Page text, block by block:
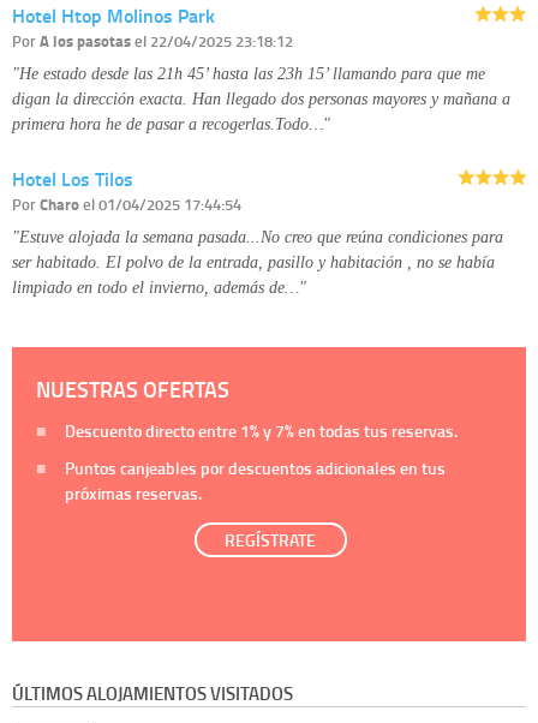
Hotel Htop Molinos Park
PorA los pasotasel 22/04/2025 23:18:12
"He estado desde las 21h 45’ hasta las 23h 15’ llamando para que me
digan la dirección exacta. Han llegado dos personas mayores y mañana a
primera hora he de pasar a recogerlas.Todo…"
Hotel Los Tilos
PorCharoel 01/04/2025 17:44:54
"Estuve alojada la semana pasada...No creo que reúna condiciones para
ser habitado. El polvo de la entrada, pasillo y habitación , no se había
limpiado en todo el invierno, además de…"
NUESTRAS OFERTAS
Descuento directo entre 1%y 7%en todas tus reservas.
Puntos canjeables por descuentos adicionales en tus
próximas reservas.
REGÍSTRATE
ÚLTIMOS ALOJAMIENTOS VISITADOS